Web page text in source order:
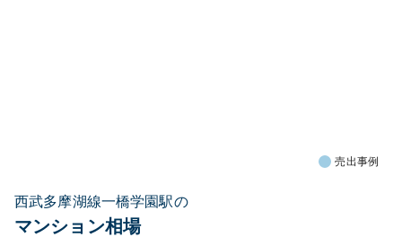
売出事例
西武多摩湖線一橋学園駅の
マンション相場